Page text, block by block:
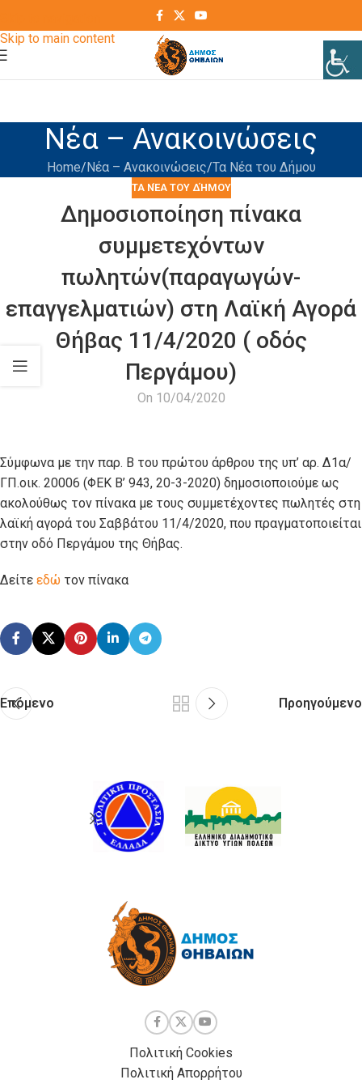
Skip to main content
Νέα – Ανακοινώσεις
Home Νέα – Ανακοινώσεις Τα Νέα του Δήμου
ΤΑ ΝΈΑ ΤΟΥ ΔΉΜΟΥ
Δημοσιοποίηση πίνακα
συμμετεχόντων
πωλητών(παραγωγών-
επαγγελματιών) στη Λαϊκή Αγορά
Θήβας 11/4/2020 ( οδός
Περγάμου)
On 10/04/2020
Σύμφωνα με την παρ. Β του πρώτου άρθρου της υπ’ αρ. Δ1α/
ΓΠ.οικ. 20006 (ΦΕΚ Β’ 943, 20-3-2020) δημοσιοποιούμε ως
ακολούθως τον πίνακα με τους συμμετέχοντες πωλητές στη
λαϊκή αγορά του Σαββάτου 11/4/2020, που πραγματοποιείται
στην οδό Περγάμου της Θήβας.
Δείτε εδώ τον πίνακα
Επόμενο Προηγούμενο
Πολιτική Cookies
Πολιτική Απορρήτου